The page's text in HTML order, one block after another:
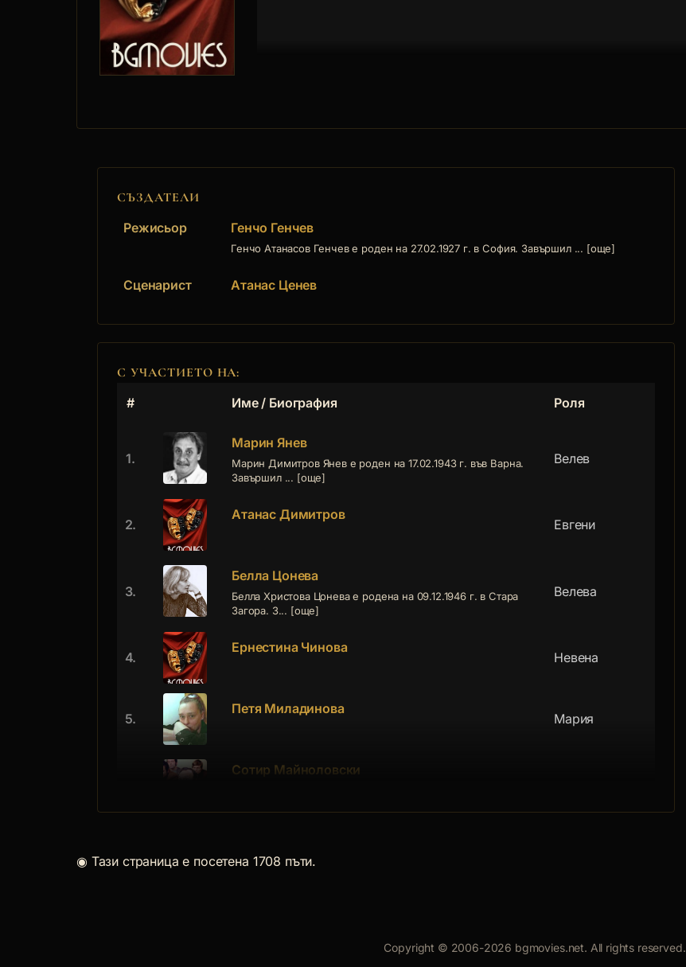
СЪЗДАТЕЛИ
Режисьор
Генчо Генчев
Генчо Атанасов Генчев е роден на 27.02.1927 г. в София. Завършил ... [още]
Сценарист Атанас Ценев
С УЧАСТИЕТО НА:
#
Име / Биография Роля
1.
Марин Янев
Марин Димитров Янев е роден на 17.02.1943 г. във Варна.
Завършил ... [още]
Велев
2.
Атанас Димитров
Евгени
3.
Белла Цонева
Белла Христова Цонева е родена на 09.12.1946 г. в Стара
Загора. З... [още]
Велева
4.
Ернестина Чинова
Невена
5.
Петя Миладинова
Мария
Сотир Майноловски
7.
Иван Петров Янчев е роден на 14 септември 1921 г. в
◉ Тази страница е посетена 1708 пъти.
Copyright © 2006-2026 bgmovies.net. All rights reserved.